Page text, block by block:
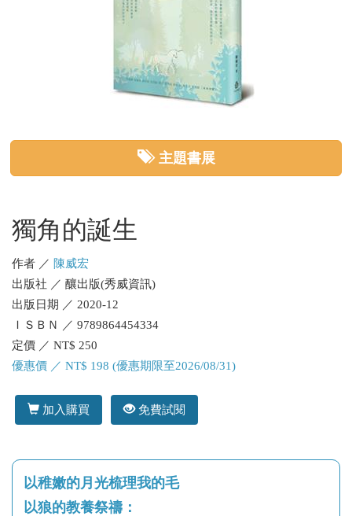
主題書展
獨角的誕生
作者 ／ 陳威宏
出版社 ／ 釀出版(秀威資訊)
出版日期 ／ 2020-12
ＩＳＢＮ ／ 9789864454334
定價 ／ NT$ 250
優惠價 ／ NT$ 198 (優惠期限至2026/08/31)
加入購買 免費試閱
以稚嫩的月光梳理我的毛
以狼的教養祭禱：